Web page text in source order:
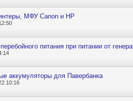
МФУ Canon и HP
питания при питании от
аккумуляторы для Павербанка
10:16